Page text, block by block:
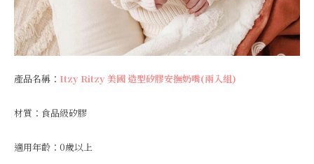
產品名稱： Itzy Ritzy 美國 造型矽膠安撫奶嘴(兩入組)
材質：食品級矽膠
適用年齡：0歲以上